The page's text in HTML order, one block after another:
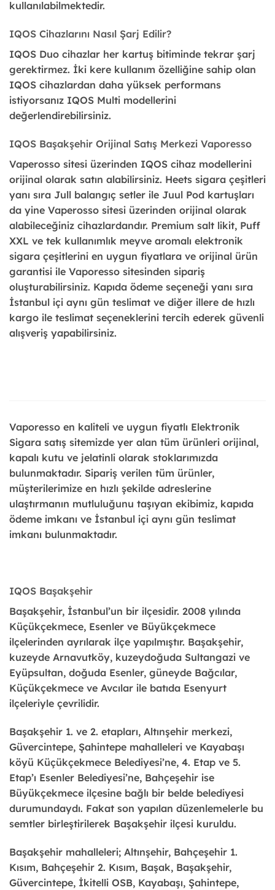
kullanılabilmektedir.
IQOS Cihazlarını Nasıl Şarj Edilir?
IQOS Duo cihazlar her kartuş bitiminde tekrar şarj
gerektirmez. İki kere kullanım özelliğine sahip olan
IQOS cihazlardan daha yüksek performans
istiyorsanız IQOS Multi modellerini
değerlendirebilirsiniz.
IQOS Başakşehir Orijinal Satış Merkezi Vaporesso
Vaperosso sitesi üzerinden IQOS cihaz modellerini
orijinal olarak satın alabilirsiniz. Heets sigara çeşitleri
yanı sıra Jull balangıç setler ile Juul Pod kartuşları
da yine Vaperosso sitesi üzerinden orijinal olarak
alabileceğiniz cihazlardandır. Premium salt likit, Puff
XXL ve tek kullanımlık meyve aromalı elektronik
sigara çeşitlerini en uygun fiyatlara ve orijinal ürün
garantisi ile Vaporesso sitesinden sipariş
oluşturabilirsiniz. Kapıda ödeme seçeneği yanı sıra
İstanbul içi aynı gün teslimat ve diğer illere de hızlı
kargo ile teslimat seçeneklerini tercih ederek güvenli
alışveriş yapabilirsiniz.
Vaporesso en kaliteli ve uygun fiyatlı Elektronik
Sigara satış sitemizde yer alan tüm ürünleri orijinal,
kapalı kutu ve jelatinli olarak stoklarımızda
bulunmaktadır. Sipariş verilen tüm ürünler,
müşterilerimize en hızlı şekilde adreslerine
ulaştırmanın mutluluğunu taşıyan ekibimiz, kapıda
ödeme imkanı ve İstanbul içi aynı gün teslimat
imkanı bulunmaktadır.
IQOS Başakşehir
Başakşehir, İstanbul’un bir ilçesidir. 2008 yılında
Küçükçekmece, Esenler ve Büyükçekmece
ilçelerinden ayrılarak ilçe yapılmıştır. Başakşehir,
kuzeyde Arnavutköy, kuzeydoğuda Sultangazi ve
Eyüpsultan, doğuda Esenler, güneyde Bağcılar,
Küçükçekmece ve Avcılar ile batıda Esenyurt
ilçeleriyle çevrilidir.
Başakşehir 1. ve 2. etapları, Altınşehir merkezi,
Güvercintepe, Şahintepe mahalleleri ve Kayabaşı
köyü Küçükçekmece Belediyesi’ne, 4. Etap ve 5.
Etap’ı Esenler Belediyesi’ne, Bahçeşehir ise
Büyükçekmece ilçesine bağlı bir belde belediyesi
durumundaydı. Fakat son yapılan düzenlemelerle bu
semtler birleştirilerek Başakşehir ilçesi kuruldu.
Başakşehir mahalleleri; Altınşehir, Bahçeşehir 1.
Kısım, Bahçeşehir 2. Kısım, Başak, Başakşehir,
Güvercintepe, İkitelli OSB, Kayabaşı, Şahintepe,